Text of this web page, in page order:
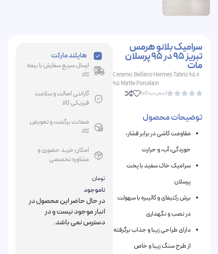
سرامیک بلانو هرمس
تبریز 95 در 95 پرسلان
مات
Ceramic Bellano Hermes Tabriz 95 x
95 Matte Porcelain



 (بدون دیدگاه)
توضیحات محصول
مقاومت کاشی در برابر فشار،
خوردگی، آب، و حرارت
سرامیک خاک سفید با پخت
پرسلان
برش رکتیفای و کالیبره با سهولت
در نصب و نگهداری
دارای طراحی زیبا و جذاب برگرفته
از طرح سنگ زیبا و خاص
هایلند مارکت
ارسال سریع سفارش با بیمه
کالا
گارانتی اصالت و سلامت
فیزیکی کالا
ضمانت برگشت و تعویض
کالا
امکان خرید حضوری و
مشاوره تخصصی
تومان
ناموجود
در حال حاضر این محصول در
انبار موجود نیست و در
دسترس نمی باشد.